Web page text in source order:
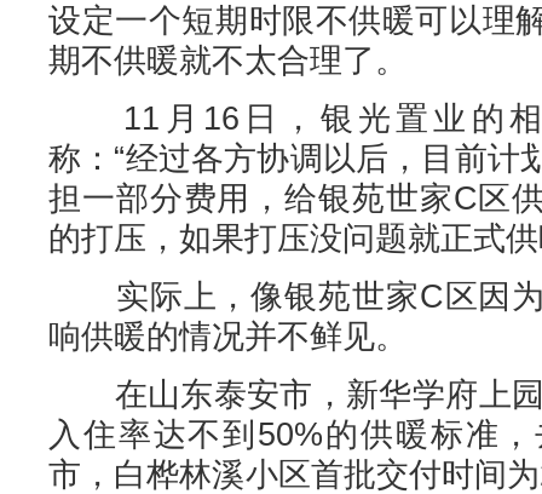
设定一个短期时限不供暖可以理
期不供暖就不太合理了。
11月16日，银光置业的相
称：“经过各方协调以后，目前计
担一部分费用，给银苑世家C区
的打压，如果打压没问题就正式供
实际上，像银苑世家C区因为
响供暖的情况并不鲜见。
在山东泰安市，新华学府上园
入住率达不到50%的供暖标准
市，白桦林溪小区首批交付时间